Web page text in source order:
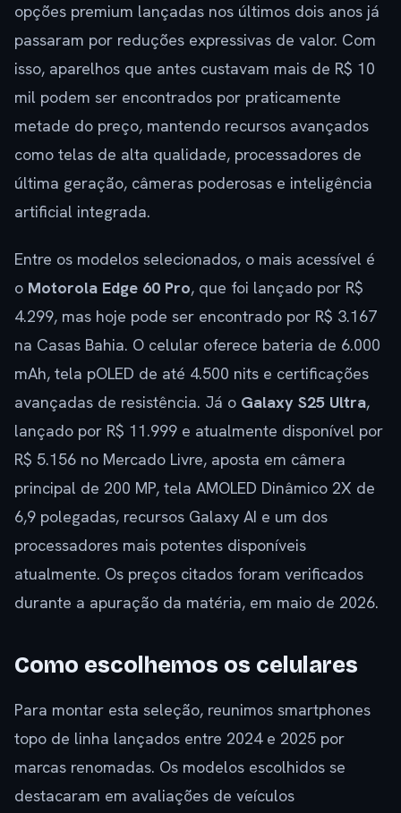
opções premium lançadas nos últimos dois anos já
passaram por reduções expressivas de valor. Com
isso, aparelhos que antes custavam mais de R$ 10
mil podem ser encontrados por praticamente
metade do preço, mantendo recursos avançados
como telas de alta qualidade, processadores de
última geração, câmeras poderosas e inteligência
artificial integrada.
Entre os modelos selecionados, o mais acessível é
o Motorola Edge 60 Pro, que foi lançado por R$
4.299, mas hoje pode ser encontrado por R$ 3.167
na Casas Bahia. O celular oferece bateria de 6.000
mAh, tela pOLED de até 4.500 nits e certificações
avançadas de resistência. Já o Galaxy S25 Ultra,
lançado por R$ 11.999 e atualmente disponível por
R$ 5.156 no Mercado Livre, aposta em câmera
principal de 200 MP, tela AMOLED Dinâmico 2X de
6,9 polegadas, recursos Galaxy AI e um dos
processadores mais potentes disponíveis
atualmente. Os preços citados foram verificados
durante a apuração da matéria, em maio de 2026.
Como escolhemos os celulares
Para montar esta seleção, reunimos smartphones
topo de linha lançados entre 2024 e 2025 por
marcas renomadas. Os modelos escolhidos se
destacaram em avaliações de veículos